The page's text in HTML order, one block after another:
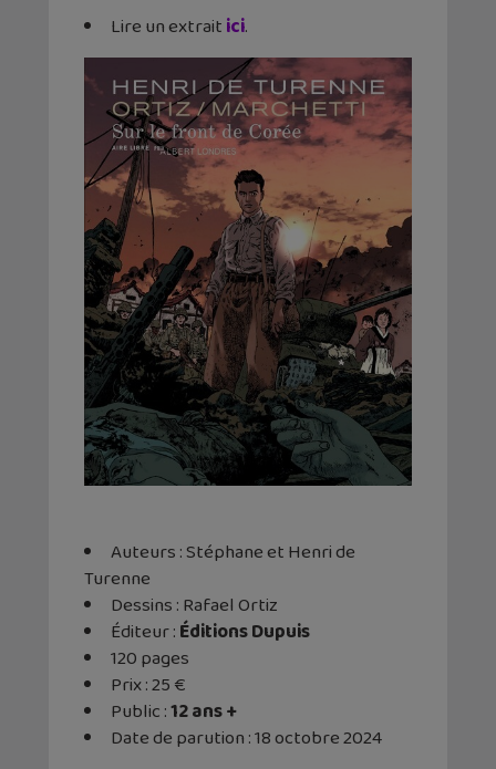
Lire un extraitici.
Auteurs : Stéphane et Henri de
Turenne
Dessins : Rafael Ortiz
Éditeur :Éditions Dupuis
120 pages
Prix : 25 €
Public :12 ans +
Date de parution : 18 octobre 2024